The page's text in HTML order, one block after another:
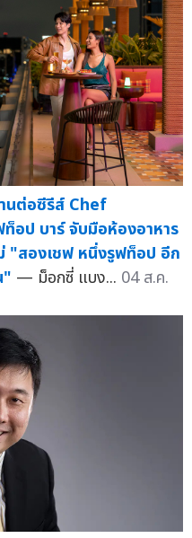
นต่อซีรีส์ Chef
อป บาร์ จับมือห้องอาหาร
"สองเชฟ หนึ่งรูฟท็อป อีก
" — ม็อกซี่ แบง... 04 ส.ค.